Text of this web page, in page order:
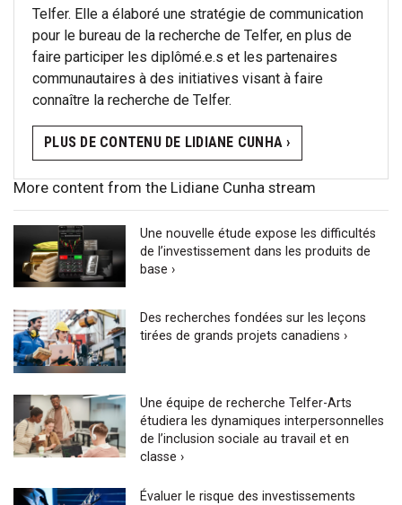
Telfer. Elle a élaboré une stratégie de communication
pour le bureau de la recherche de Telfer, en plus de
faire participer les diplômé.e.s et les partenaires
communautaires à des initiatives visant à faire
connaître la recherche de Telfer.
PLUS DE CONTENU DE LIDIANE CUNHA ›
More content from the Lidiane Cunha stream
Une nouvelle étude expose les difficultés
de l’investissement dans les produits de
base ›
Des recherches fondées sur les leçons
tirées de grands projets canadiens ›
Une équipe de recherche Telfer-Arts
étudiera les dynamiques interpersonnelles
de l’inclusion sociale au travail et en
classe ›
Évaluer le risque des investissements